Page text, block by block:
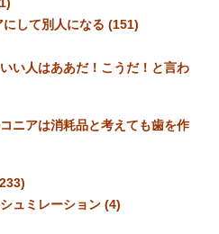
して別人になる (151)
い人はああだ！こうだ！と言わ
ニアは消耗品と考えても歯を作
ミレーション (4)